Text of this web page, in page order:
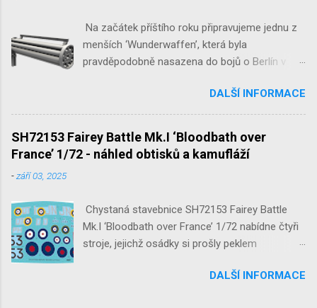
Na začátek příštího roku připravujeme jednu z
menších ‘Wunderwaffen’, která byla
pravděpodobně nasazena do bojů o Berlín v
raketovou protiletadlovou zbraň. V setu 3148
detailní odlitky této zbraně, v měřítku 1/35,
doplní leptané popruhy nábojových schránek.
DALŠÍ INFORMACE
SH72153 Fairey Battle Mk.I ‘Bloodbath over
France’ 1/72 - náhled obtisků a kamufláží
-září 03, 2025
Chystaná stavebnice SH72153 Fairey Battle
Mk.I ‘Bloodbath over France’ 1/72 nabídne čtyři
stroje, jejichž osádky si prošly peklem
DALŠÍ INFORMACE